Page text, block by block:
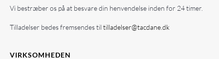
Vi bestræber os på at besvare din henvendelse inden for 24 timer.
Tilladelser bedes fremsendes til tilladelser@tacdane.dk
VIRKSOMHEDEN